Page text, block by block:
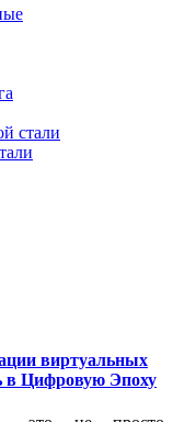
стали
виртуальных
в Цифровую Эпоху